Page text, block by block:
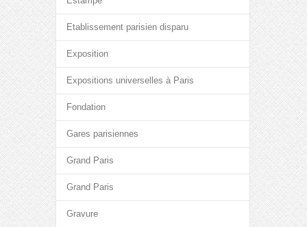
Etablissement parisien disparu
Exposition
Expositions universelles à Paris
Fondation
Gares parisiennes
Grand Paris
Grand Paris
Gravure